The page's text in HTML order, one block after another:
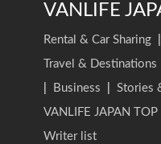
VANLIFE
Rental & Car Sharing
Travel & Destinations
Business
Stories
VANLIFE JAPAN TOP
Writer list